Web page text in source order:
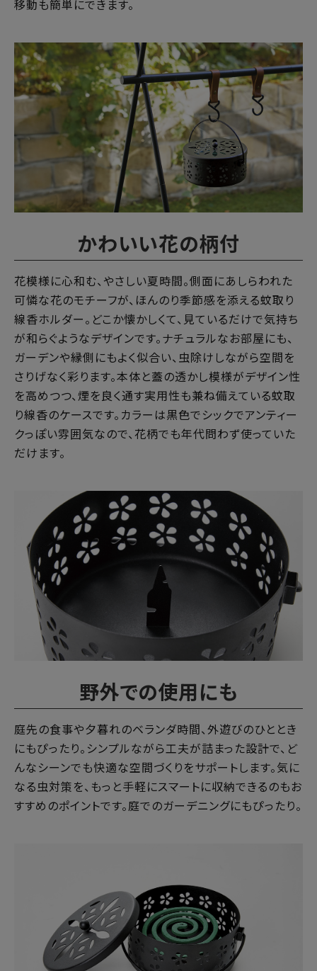
移動も簡単にできます。
かわいい花の柄付
花模様に心和む、やさしい夏時間。側面にあしらわれた
可憐な花のモチーフが、ほんのり季節感を添える蚊取り
線香ホルダー。どこか懐かしくて、見ているだけで気持ち
が和らぐようなデザインです。ナチュラルなお部屋にも、
ガーデンや縁側にもよく似合い、虫除けしながら空間を
さりげなく彩ります。本体と蓋の透かし模様がデザイン性
を高めつつ、煙を良く通す実用性も兼ね備えている蚊取
り線香のケースです。カラーは黒色でシックでアンティー
クっぽい雰囲気なので、花柄でも年代問わず使っていた
だけます。
野外での使用にも
庭先の食事や夕暮れのベランダ時間、外遊びのひととき
にもぴったり。シンプルながら工夫が詰まった設計で、ど
んなシーンでも快適な空間づくりをサポートします。気に
なる虫対策を、もっと手軽にスマートに収納できるのもお
すすめのポイントです。庭でのガーデニングにもぴったり。